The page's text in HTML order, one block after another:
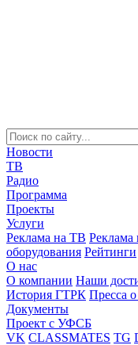
Новости
ТВ
Радио
Программа
Проекты
Услуги
Реклама на ТВ Реклама
оборудования Рейтинги
О нас
О компании Наши
История ГТРК Пресса
Документы
Проект с УФСБ
VK CLASSMATES TG